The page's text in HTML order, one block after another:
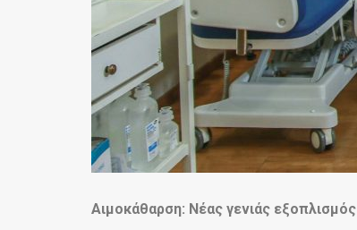
Αιμοκάθαρση: Νέας γενιάς εξοπλισμός